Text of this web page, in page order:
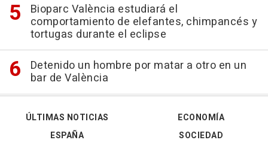
Bioparc València estudiará el
comportamiento de elefantes, chimpancés y
tortugas durante el eclipse
Detenido un hombre por matar a otro en un
bar de València
ÚLTIMAS NOTICIAS
ESPAÑA
ECONOMÍA
SOCIEDAD